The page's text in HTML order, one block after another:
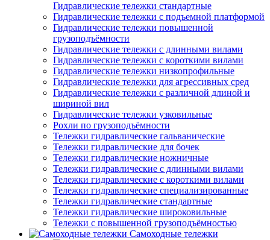
Гидравлические тележки стандартные
Гидравлические тележки с подъемной платформой
Гидравлические тележки повышенной
грузоподъёмности
Гидравлические тележки с длинными вилами
Гидравлические тележки с короткими вилами
Гидравлические тележки низкопрофильные
Гидравлические тележки для агрессивных сред
Гидравлические тележки с различной длиной и
шириной вил
Гидравлические тележки узковильные
Рохли по грузоподъёмности
Тележки гидравлические гальванические
Тележки гидравлические для бочек
Тележки гидравлические ножничные
Тележки гидравлические с длинными вилами
Тележки гидравлические с короткими вилами
Тележки гидравлические специализированные
Тележки гидравлические стандартные
Тележки гидравлические широковильные
Тележки с повышенной грузоподъёмностью
Самоходные тележки